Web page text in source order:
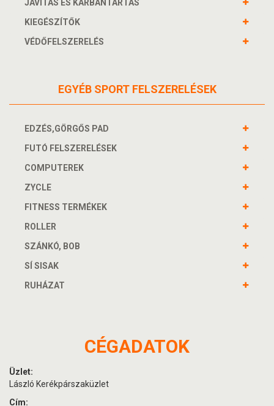
JAVÍTÁS ÉS KARBANTARTÁS
KIEGÉSZÍTŐK
VÉDŐFELSZERELÉS
EGYÉB SPORT FELSZERELÉSEK
EDZÉS,GÖRGŐS PAD
FUTÓ FELSZERELÉSEK
COMPUTEREK
ZYCLE
FITNESS TERMÉKEK
ROLLER
SZÁNKÓ, BOB
SÍ SISAK
RUHÁZAT
CÉGADATOK
Üzlet:
László Kerékpárszaküzlet
Cím: